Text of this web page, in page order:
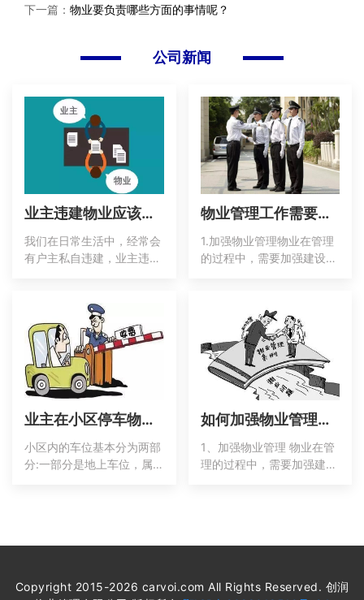
下一篇： 物业要负责哪些方面的事情呢？
公司新闻
业主违建物业应该怎样来处理呢？
我们在日常生活中，经常会
有户主私自违建，业主违建
活，还会给物业的管理带来
麻烦。那么，物业公司面对
违建应该怎样处理呢？1.违
建性质根据相关规定，小区
业主对部分建筑享有一定的
权利，并承担着相应的义
物业管理工作需要怎么加强？
1.加强物业管理物业在管理
的过程中，需要加强建设工
步稳定。在政府的配合下，
把居民的积极性最大化的调
动起来，形成合理的管辖范
围，推进各个组织人员之间
的关系。鼓励已经退休的党
员积极参与到物流建设中
业主在小区停车物业收取停车费这样是合法的吗？
小区内的车位基本分为两部
分:一部分是地上车位，属
把它分解如下:1.首先，我们
筑物和公共区域，以及社区
如何加强物业管理工作
1、加强物业管理 物业在管
理的过程中，需要加强建设
的调动起来，形成合理
Copyright 2015-2026 carvoi.com All Rights Reserved. 创润